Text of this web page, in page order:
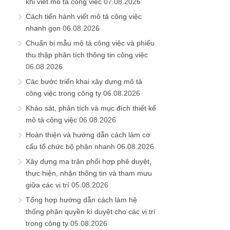
Cách tiến hành viết mô tả công việc
nhanh gọn 06.08.2026
Chuẩn bị mẫu mô tả công việc và phiếu
thu thập phân tích thông tin công việc
06.08.2026
Các bước triển khai xây dựng mô tả
công việc trong công ty 06.08.2026
Khảo sát, phân tích và mục đích thiết kế
mô tả công việc 06.08.2026
Hoàn thiện và hướng dẫn cách làm cơ
cấu tổ chức bộ phận nhanh 06.08.2026
Xây dựng ma trận phối hợp phê duyệt,
thực hiện, nhận thông tin và tham mưu
giữa các vị trí 05.08.2026
Tổng hợp hướng dẫn cách làm hệ
thống phân quyền kí duyệt cho các vị trí
trong công ty 05.08.2026